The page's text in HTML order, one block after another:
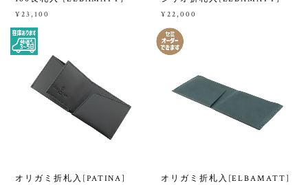
¥23,100 ¥22,000
オリガミ折札入[PATINA] オリガミ折札入[ELBAMATT]